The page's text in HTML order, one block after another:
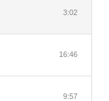
3:02
16:46
9:57